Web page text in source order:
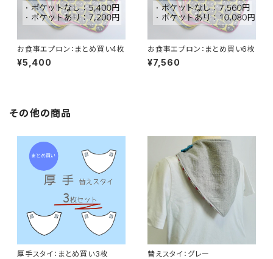
お食事エプロン：まとめ買い4枚
¥5,400
お食事エプロン：まとめ買い6枚
¥7,560
その他の商品
厚手スタイ：まとめ買い3枚 替えスタイ：グレー